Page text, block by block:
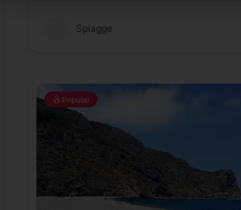
Spiagge
Popular